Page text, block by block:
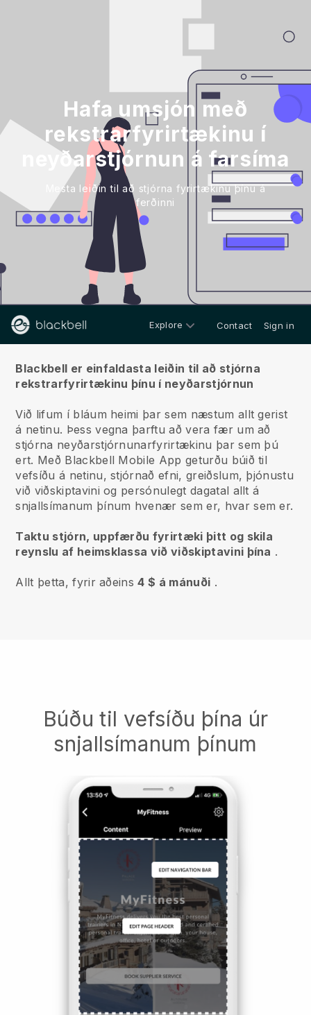
Hafa umsjón með
rekstrarfyrirtækinu í
neyðarstjórnun á farsíma
Mesta leiðin til að stjórna fyrirtækinu þínu á
ferðinni
Explore Contact Sign in
Blackbell er einfaldasta leiðin til að stjórna
rekstrarfyrirtækinu þínu í neyðarstjórnun
Við lifum í bláum heimi þar sem næstum allt gerist
á netinu. Þess vegna þarftu að vera fær um að
stjórna neyðarstjórnunarfyrirtækinu þar sem þú
ert. Með Blackbell Mobile App geturðu búið til
vefsíðu á netinu, stjórnað efni, greiðslum, þjónustu
við viðskiptavini og persónulegt dagatal allt á
snjallsímanum þínum hvenær sem er, hvar sem er.
Taktu stjórn, uppfærðu fyrirtæki þitt og skila
reynslu af heimsklassa við viðskiptavini þína .
Allt þetta, fyrir aðeins4 $ á mánuði .
Búðu til vefsíðu þína úr
snjallsímanum þínum